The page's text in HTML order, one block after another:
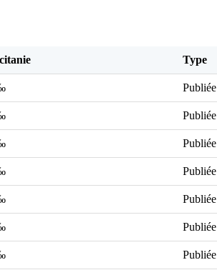
Type
Publiée
Publiée
Publiée
Publiée
Publiée
Publiée
Publiée